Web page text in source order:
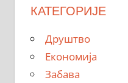
КАТЕГОРИЈЕ
Друштво
Економија
Забава